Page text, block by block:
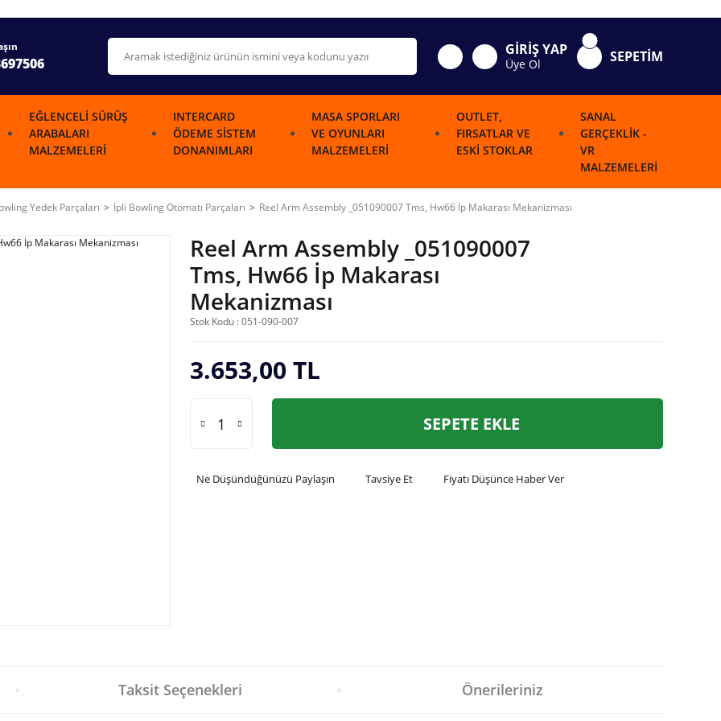
GİRİŞ YAP
Üye Ol SEPETİM
EĞLENCELI SÜRÜŞ
ARABALARI
MALZEMELERI
INTERCARD
ÖDEME SISTEM
DONANIMLARI
MASA SPORLARI
VE OYUNLARI
MALZEMELERI
OUTLET,
FIRSATLAR VE
ESKI STOKLAR
SANAL
GERÇEKLIK -
VR
MALZEMELERI
Yedek Parçaları İpli Bowling Otomatı Parçaları Reel Arm Assembly _051090007 Tms, Hw66 İp Makarası Mekanizması
Reel Arm Assembly _051090007
Tms, Hw66 İp Makarası
Mekanizması
Stok Kodu : 051-090-007
3.653,00 TL
SEPETE EKLE
Ne Düşündüğünüzü Paylaşın Tavsiye Et Fiyatı Düşünce Haber Ver
Taksit Seçenekleri Önerileriniz